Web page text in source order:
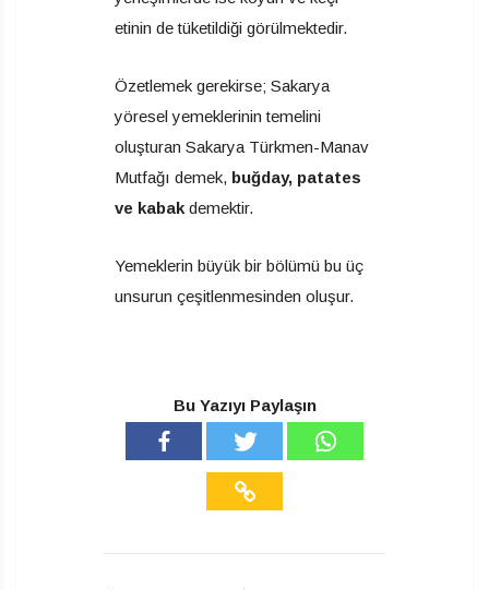
etinin de tüketildiği görülmektedir.
Özetlemek gerekirse; Sakarya
yöresel yemeklerinin temelini
oluşturan Sakarya Türkmen-Manav
Mutfağı demek, buğday, patates
ve kabak demektir.
Yemeklerin büyük bir bölümü bu üç
unsurun çeşitlenmesinden oluşur.
Bu Yazıyı Paylaşın